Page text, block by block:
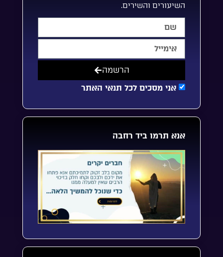
השיעורים והשירים.
אני מסכים לכל תנאי האתר
הרשמה
אנא תרמו ביד רחבה